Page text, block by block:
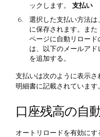
ックします。 支払い
選択した支払い方法
に保存されます。また
ページに自動リロー
は、以下のメールアド
を追加する。
支払いは次のように表示さ
明細書に記載されています。
口座残高の自
オートリロードを有効に